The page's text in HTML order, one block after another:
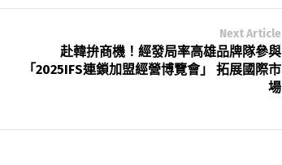
Next Article
赴韓拚商機！經發局率高雄品牌隊參與
「2025IFS連鎖加盟經營博覽會」 拓展國際市
場